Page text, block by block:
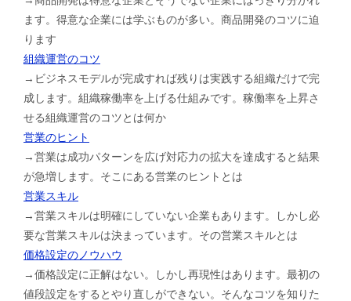
ます。得意な企業には学ぶものが多い。商品開発のコツに迫
ります
組織運営のコツ
→ビジネスモデルが完成すれば残りは実践する組織だけで完
成します。組織稼働率を上げる仕組みです。稼働率を上昇さ
せる組織運営のコツとは何か
営業のヒント
→営業は成功パターンを広げ対応力の拡大を達成すると結果
が急増します。そこにある営業のヒントとは
営業スキル
→営業スキルは明確にしていない企業もあります。しかし必
要な営業スキルは決まっています。その営業スキルとは
価格設定のノウハウ
→価格設定に正解はない。しかし再現性はあります。最初の
値段設定をするとやり直しができない。そんなコツを知りた